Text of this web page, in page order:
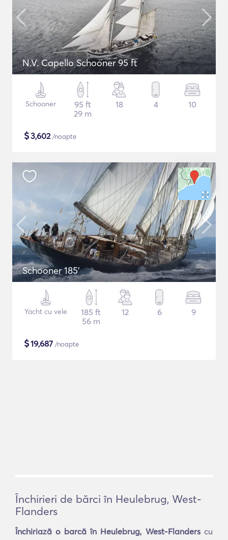
N.V. Capello Schooner 95 ft
Schooner
95 ft
29 m
18 4 10
$3,602/noapte
Schooner 185'
Yacht cu vele
185 ft
56 m
12 6 9
$19,687 /noapte
Închirieri de bărci în Heulebrug, West-
Flanders
Închiriază o barcă în Heulebrug, West-Flanderscu